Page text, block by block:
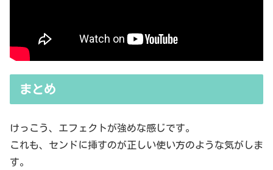
まとめ
けっこう、エフェクトが強めな感じです。
これも、センドに挿すのが正しい使い方のような気がしま
す。